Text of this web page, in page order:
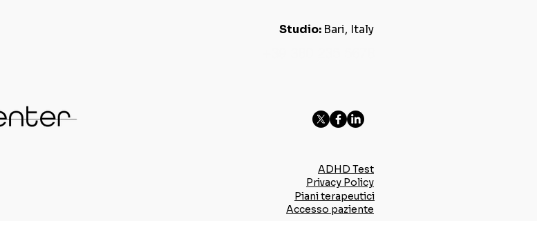
Studio: Bari, Italy
ADHD Test
Privacy Policy
Piani terapeutici
Accesso paziente